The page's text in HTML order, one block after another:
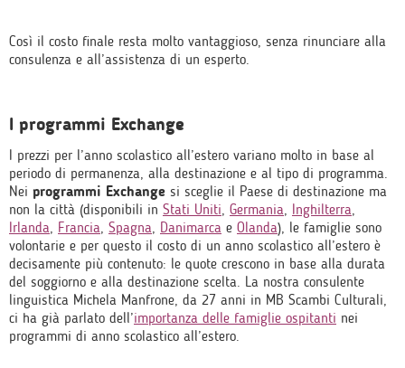
Così il costo finale resta molto vantaggioso, senza rinunciare alla
consulenza e all’assistenza di un esperto.
I programmi Exchange
I prezzi per l’anno scolastico all’estero variano molto in base al
periodo di permanenza, alla destinazione e al tipo di programma.
Nei programmi Exchange si sceglie il Paese di destinazione ma
non la città (disponibili in Stati Uniti Germania Inghilterra
Irlanda Francia Spagna Danimarca e Olanda), le famiglie sono
volontarie e per questo il costo di un anno scolastico all’estero è
decisamente più contenuto: le quote crescono in base alla durata
del soggiorno e alla destinazione scelta. La nostra consulente
linguistica Michela Manfrone, da 27 anni in MB Scambi Culturali,
ci ha già parlato dell’importanza delle famiglie ospitanti nei
programmi di anno scolastico all’estero.